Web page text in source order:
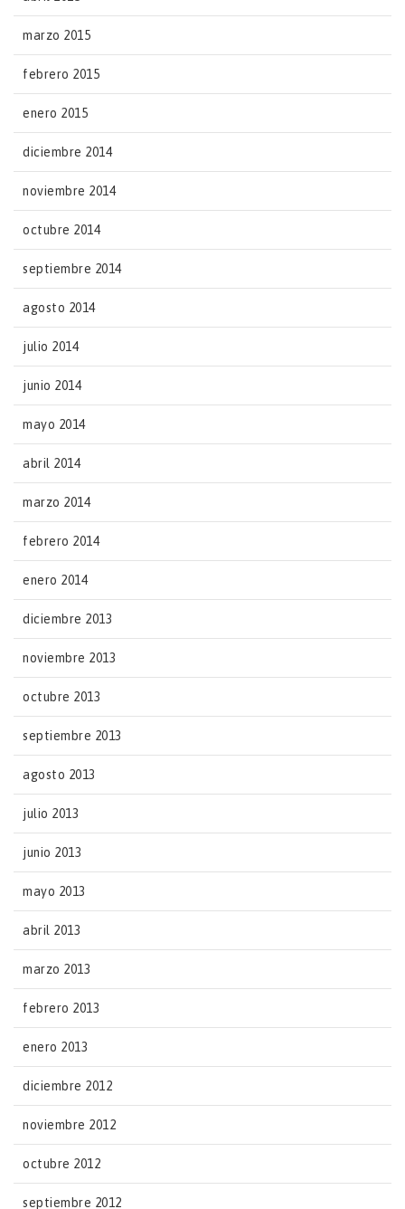
marzo 2015
febrero 2015
enero 2015
diciembre 2014
noviembre 2014
octubre 2014
septiembre 2014
agosto 2014
julio 2014
junio 2014
mayo 2014
abril 2014
marzo 2014
febrero 2014
enero 2014
diciembre 2013
noviembre 2013
octubre 2013
septiembre 2013
agosto 2013
julio 2013
junio 2013
mayo 2013
abril 2013
marzo 2013
febrero 2013
enero 2013
diciembre 2012
noviembre 2012
octubre 2012
septiembre 2012